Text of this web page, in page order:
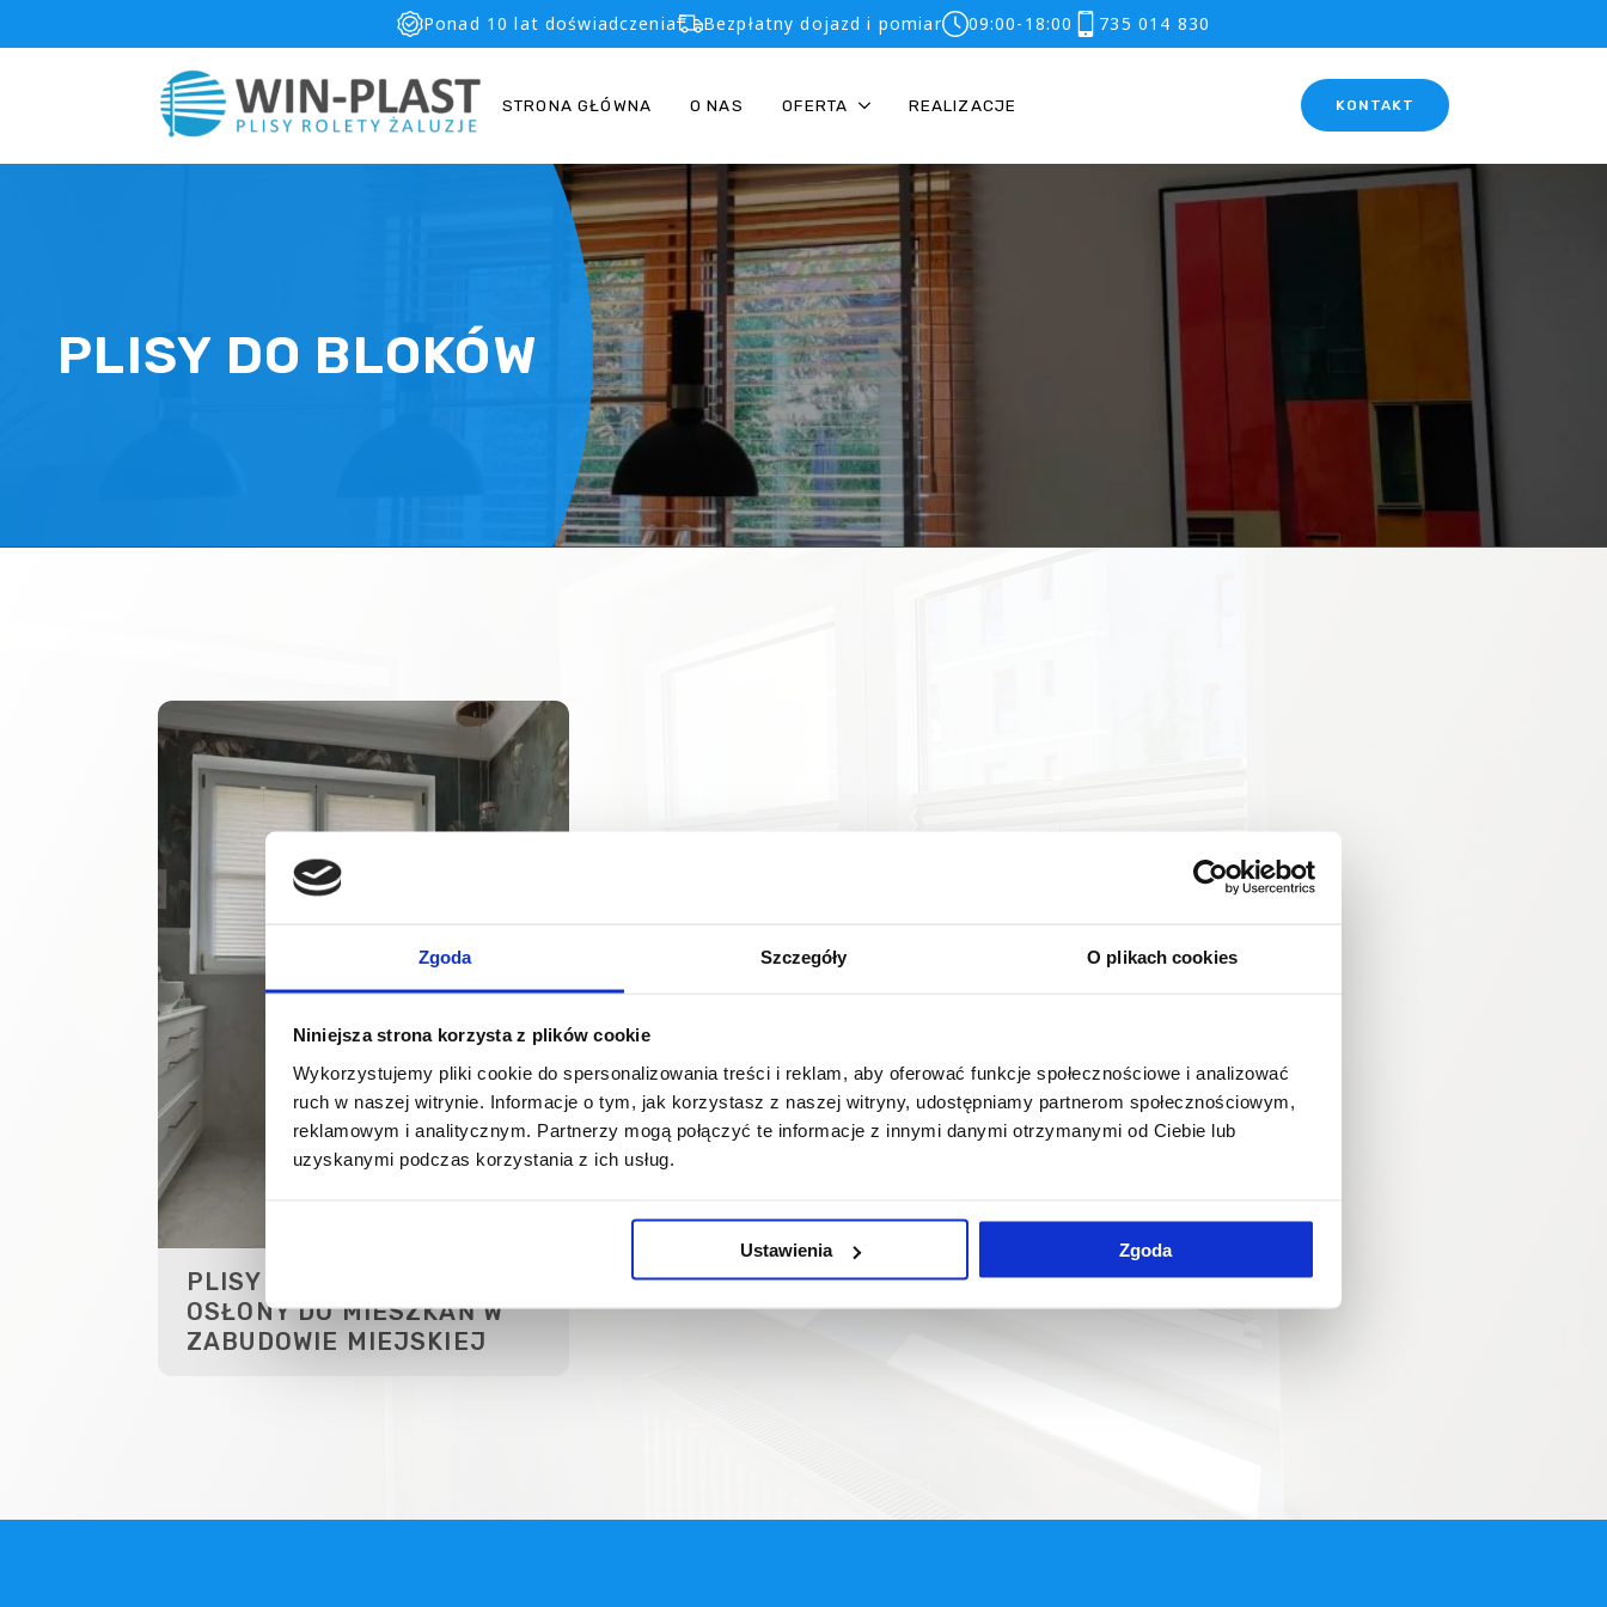
Zgoda Szczegóły O plikach cookies
Niniejsza strona korzysta z plików cookie
Wykorzystujemy pliki cookie do spersonalizowania treści i reklam, aby oferować funkcje społecznościowe i analizować
ruch w naszej witrynie. Informacje o tym, jak korzystasz z naszej witryny, udostępniamy partnerom społecznościowym,
reklamowym i analitycznym. Partnerzy mogą połączyć te informacje z innymi danymi otrzymanymi od Ciebie lub
uzyskanymi podczas korzystania z ich usług.
Ustawienia Zgoda
Ponad 10 lat doświadczenia Bezpłatny dojazd i pomiar 09:00-18:00 735 014 830
STRONA GŁÓWNA O NAS OFERTA REALIZACJE KONTAKT
PLISY DO BLOKÓW
PLISY WROCŁAW – IDEALNE
OSŁONY DO MIESZKAŃ W
ZABUDOWIE MIEJSKIEJ